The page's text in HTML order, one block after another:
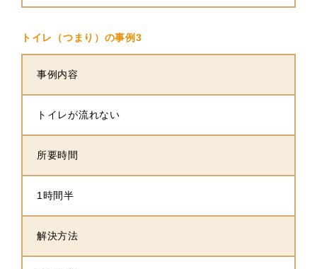
トイレ（つまり）の事例3
事例内容
トイレが流れない
所要時間
1時間半
解決方法